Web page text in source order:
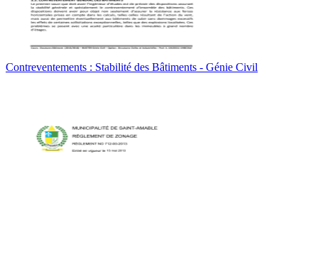
Contreventements : Stabilité des Bâtiments - Génie Civil